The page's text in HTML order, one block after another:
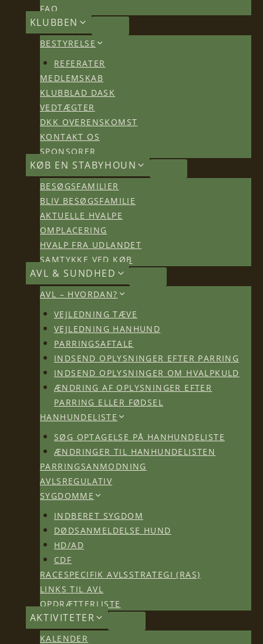
FAQ
KLUBBEN
BESTYRELSE
REFERATER
MEDLEMSKAB
KLUBBLAD DASK
VEDTÆGTER
DKK OVERENSKOMST
KONTAKT OS
SPONSORER
KØB EN STABYHOUN
BESØGSFAMILIER
BLIV BESØGSFAMILIE
AKTUELLE HVALPE
OMPLACERING
HVALP FRA UDLANDET
SAMTYKKE VED KØB
AVL & SUNDHED
AVL – HVORDAN?
VEJLEDNING TÆVE
VEJLEDNING HANHUND
PARRINGSAFTALE
INDSEND OPLYSNINGER EFTER PARRING
INDSEND OPLYSNINGER OM HVALPKULD
ÆNDRING AF OPLYSNINGER EFTER
PARRING ELLER FØDSEL
HANHUNDELISTE
SØG OPTAGELSE PÅ HANHUNDELISTE
ÆNDRINGER TIL HANHUNDELISTEN
PARRINGSANMODNING
AVLSREGULATIV
SYGDOMME
INDBERET SYGDOM
DØDSANMELDELSE HUND
HD/AD
CDF
RACESPECIFIK AVLSSTRATEGI (RAS)
LINKS TIL AVL
OPDRÆTTERLISTE
AKTIVITETER
KALENDER